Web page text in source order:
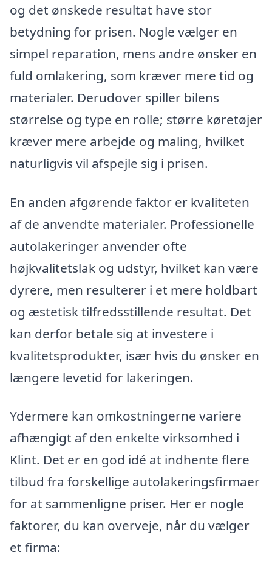
og det ønskede resultat have stor
betydning for prisen. Nogle vælger en
simpel reparation, mens andre ønsker en
fuld omlakering, som kræver mere tid og
materialer. Derudover spiller bilens
størrelse og type en rolle; større køretøjer
kræver mere arbejde og maling, hvilket
naturligvis vil afspejle sig i prisen.
En anden afgørende faktor er kvaliteten
af de anvendte materialer. Professionelle
autolakeringer anvender ofte
højkvalitetslak og udstyr, hvilket kan være
dyrere, men resulterer i et mere holdbart
og æstetisk tilfredsstillende resultat. Det
kan derfor betale sig at investere i
kvalitetsprodukter, især hvis du ønsker en
længere levetid for lakeringen.
Ydermere kan omkostningerne variere
afhængigt af den enkelte virksomhed i
Klint. Det er en god idé at indhente flere
tilbud fra forskellige autolakeringsfirmaer
for at sammenligne priser. Her er nogle
faktorer, du kan overveje, når du vælger
et firma: